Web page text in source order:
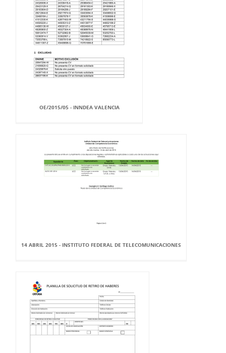
OE/2015/05 - INNDEA VALENCIA
14 ABRIL 2015 - INSTITUTO FEDERAL DE TELECOMUNICACIONES